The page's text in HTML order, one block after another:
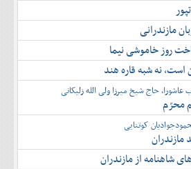
مازندرانی
روز خاموشی نیما
است، نه شبه قاره هند
حاج شیخ میرزا ولی الله زلیکانی
محرّم
کوتنایی
مازندران
شاهنامه از مازندران